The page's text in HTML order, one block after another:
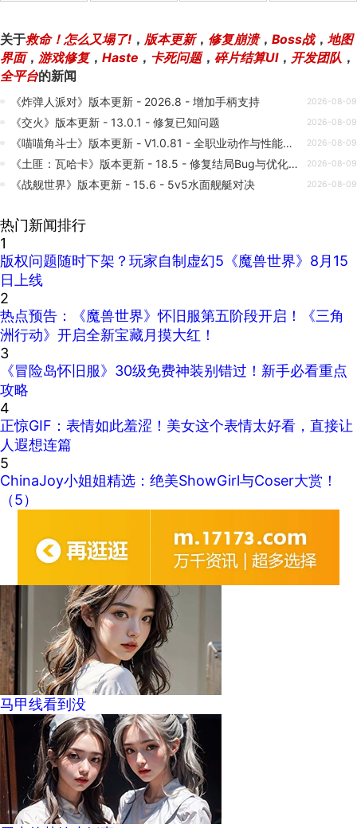
关于救命！怎么又塌了! ， 版本更新， 修复崩溃， Boss战， 地图
界面， 游戏修复， Haste ， 卡死问题， 碎片结算UI， 开发团队 ，
全平台的新闻
《炸弹人派对》版本更新 - 2026.8 - 增加手柄支持 2026-08-09
《交火》版本更新 - 13.0.1 - 修复已知问题 2026-08-09
《喵喵角斗士》版本更新 - V1.0.81 - 全职业动作与性能优化 2026-08-09
《土匪：瓦哈卡》版本更新 - 18.5 - 修复结局Bug与优化语言支持 2026-08-09
《战舰世界》版本更新 - 15.6 - 5v5水面舰艇对决 2026-08-09
热门新闻排行
1
版权问题随时下架？玩家自制虚幻5《魔兽世界》8月15
日上线
2
热点预告：《魔兽世界》怀旧服第五阶段开启！《三角
洲行动》开启全新宝藏月摸大红！
3
《冒险岛怀旧服》30级免费神装别错过！新手必看重点
攻略
4
正惊GIF：表情如此羞涩！美女这个表情太好看，直接让
人遐想连篇
5
ChinaJoy小姐姐精选：绝美ShowGirl与Coser大赏！
（5）
马甲线看到没